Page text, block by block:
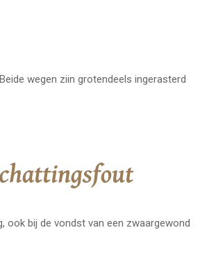
wegen ziin grotendeels ingerasterd
ook bij de vondst van een zwaargewond